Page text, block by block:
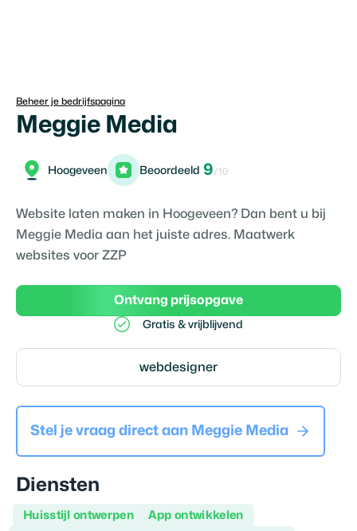
Beheer je bedrijfspagina
Meggie Media
Hoogeveen Beoordeeld 9/10
Website laten maken in Hoogeveen? Dan bent u bij
Meggie Media aan het juiste adres. Maatwerk
websites voor ZZP
Ontvang prijsopgave
Gratis & vrijblijvend
webdesigner
Stel je vraag direct aan Meggie Media
Diensten
Huisstijl ontwerpen App ontwikkelen